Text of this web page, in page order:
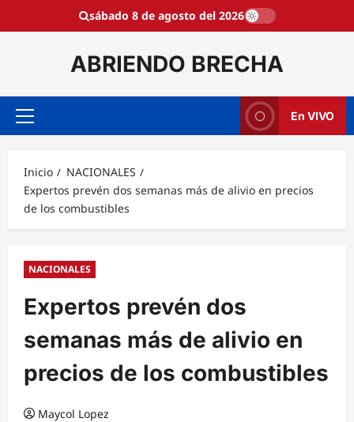
sábado 8 de agosto del 2026
ABRIENDO BRECHA
Menú
En VIVO
Inicio
NACIONALES
Expertos prevén dos semanas más de alivio en precios
de los combustibles
NACIONALES
Expertos prevén dos
semanas más de alivio en
precios de los combustibles
Maycol Lopez